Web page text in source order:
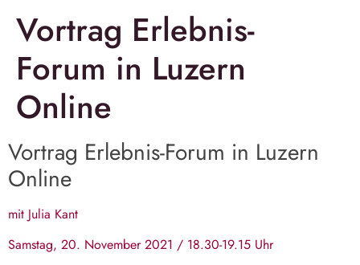
Vortrag Erlebnis-
Forum in Luzern
Online
Vortrag Erlebnis-Forum in Luzern
Online
mit Julia Kant
Samstag, 20. November 2021 / 18.30-19.15 Uhr